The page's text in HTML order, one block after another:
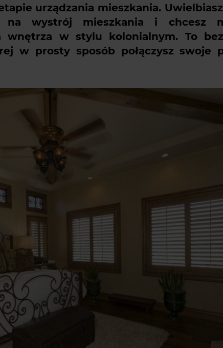
urządzania mieszkania.
na wystrój mieszkania i chcesz
wnętrza w stylu kolonialnym. To
w prosty sposób połączysz swoje